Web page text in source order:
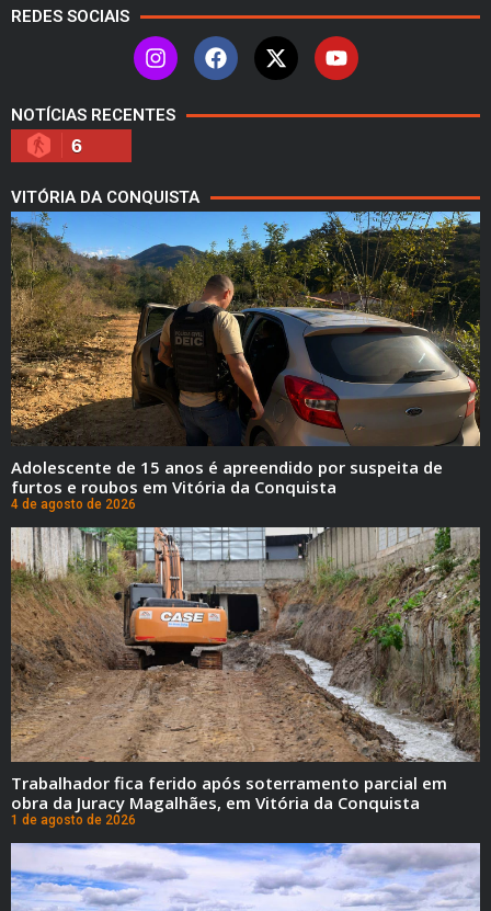
REDES SOCIAIS
NOTÍCIAS RECENTES
6
VITÓRIA DA CONQUISTA
Adolescente de 15 anos é apreendido por suspeita de
furtos e roubos em Vitória da Conquista
4 de agosto de 2026
Trabalhador fica ferido após soterramento parcial em
obra da Juracy Magalhães, em Vitória da Conquista
1 de agosto de 2026